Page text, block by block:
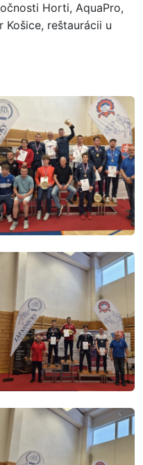
Horti, AquaPro,
Košice, reštaurácii u